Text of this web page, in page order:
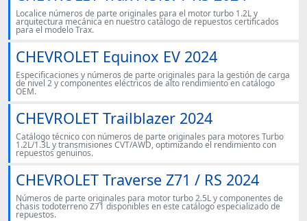
Localice números de parte originales para el motor turbo 1.2L y
arquitectura mecánica en nuestro catálogo de repuestos certificados
para el modelo Trax.
CHEVROLET Equinox EV 2024
Especificaciones y números de parte originales para la gestión de carga
de nivel 2 y componentes eléctricos de alto rendimiento en catálogo
OEM.
CHEVROLET Trailblazer 2024
Catálogo técnico con números de parte originales para motores Turbo
1.2L/1.3L y transmisiones CVT/AWD, optimizando el rendimiento con
repuestos genuinos.
CHEVROLET Traverse Z71 / RS 2024
Números de parte originales para motor turbo 2.5L y componentes de
chasis todoterreno Z71 disponibles en este catálogo especializado de
repuestos.